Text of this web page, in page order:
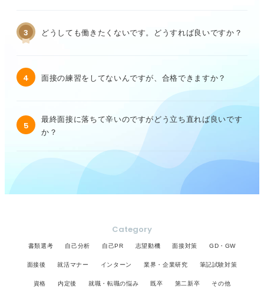
3 どうしても働きたくないです。どうすれば良いですか？
4 面接の練習をしてないんですが、合格できますか？
5
最終面接に落ちて辛いのですがどう立ち直れば良いです
か？
Category
書類選考 自己分析 自己PR 志望動機 面接対策 GD・GW
面接後 就活マナー インターン 業界・企業研究 筆記試験対策
資格 内定後 就職・転職の悩み 既卒 第二新卒 その他